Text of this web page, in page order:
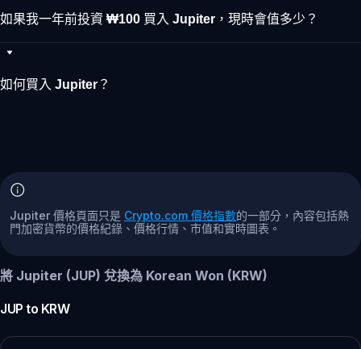
如果我一年前投資 ₩100 買入 Jupiter，現時會值多少？
如何買入 Jupiter？
Jupiter 價格頁面只是 Crypto.com 價格指數的一部分，內容包括熱
門加密貨幣的價格紀錄、價格行情、市值和實時圖表。
將 Jupiter (JUP) 兌換為 Korean Won (KRW)
JUP to KRW